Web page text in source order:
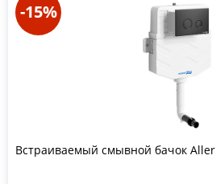
-15%
Встраиваемый смывной бачок Aller